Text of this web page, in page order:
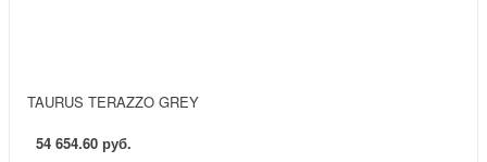
TAURUS TERAZZO GREY
54 654.60 руб.